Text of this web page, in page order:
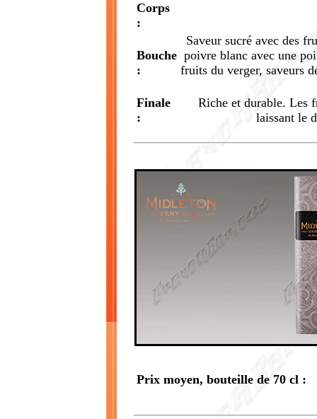
Corps
:
Bouche
:
Saveur sucré avec des
poivre blanc avec une
fruits du verger, saveurs
Finale
:
Riche et durable. Les
laissant le
Prix moyen, bouteille de 70 cl :